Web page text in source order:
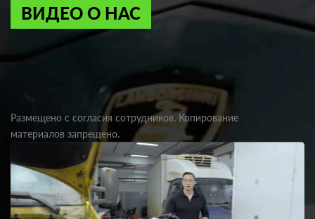
ВИДЕО О НАС
Размещено с согласия сотрудников. Копирование
материалов запрещено.